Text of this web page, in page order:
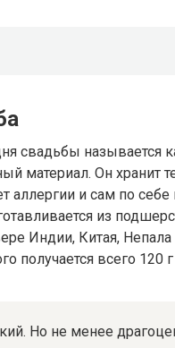
свадьбы
материал. Он хранит
аллергии и сам по
из
Индии, Китая, Непала
получается всего 120
Но не менее